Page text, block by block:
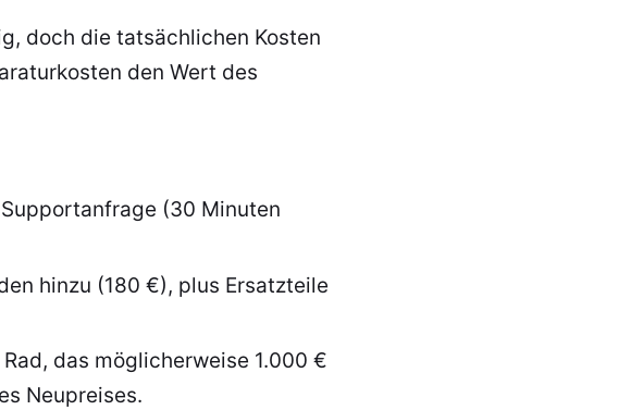
doch die tatsächlichen Kosten
den Wert des
(30 Minuten
hinzu (180 €), plus Ersatzteile
das möglicherweise 1.000 €
Neupreises.